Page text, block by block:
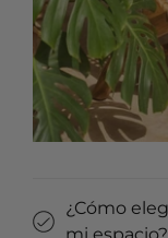
¿Cómo